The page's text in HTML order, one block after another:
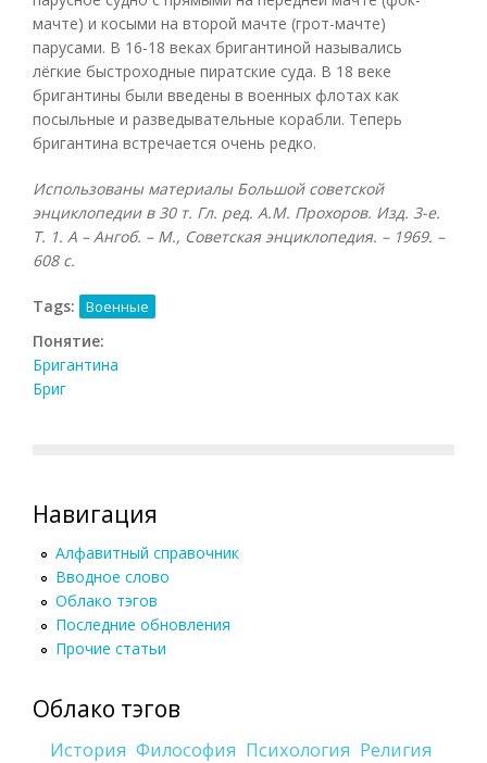
мачте) и косыми на второй мачте (грот-мачте)
парусами. В 16-18 веках бригантиной назывались
лёгкие быстроходные пиратские суда. В 18 веке
бригантины были введены в военных флотах как
посыльные и разведывательные корабли. Теперь
бригантина встречается очень редко.
Использованы материалы Большой советской
энциклопедии в 30 т. Гл. ред. А.М. Прохоров. Изд. 3-е.
Т. 1. А – Ангоб. – М., Советская энциклопедия. – 1969. –
608 с.
Tags: Военные
Понятие:
Бригантина
Бриг
Навигация
Алфавитный справочник
Вводное слово
Облако тэгов
Последние обновления
Прочие статьи
Облако тэгов
История Философия Психология Религия